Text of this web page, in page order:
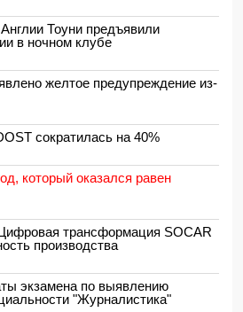
Тоуни предъявили
в ночном клубе
желтое предупреждение из-
сократилась на 40%
который оказался равен
трансформация SOCAR
производства
экзамена по выявлению
"Журналистика"